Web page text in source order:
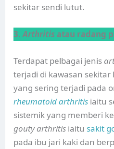
sekitar sendi lutut.
3.Arthritis atau radang
Terdapat pelbagai jenis
terjadi di kawasan
yang sering terjadi pada
rheumatoid arthritis iaitu
sistemik yang memberi
gouty arthritis iaitu sakit
pada ibu jari kaki dan